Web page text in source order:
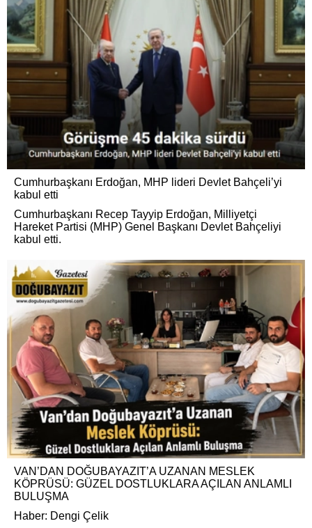
Cumhurbaşkanı Erdoğan, MHP lideri Devlet Bahçeli’yi
kabul etti
Cumhurbaşkanı Recep Tayyip Erdoğan, Milliyetçi
Hareket Partisi (MHP) Genel Başkanı Devlet Bahçeliyi
kabul etti.
VAN’DAN DOĞUBAYAZIT’A UZANAN MESLEK
KÖPRÜSÜ: GÜZEL DOSTLUKLARA AÇILAN ANLAMLI
BULUŞMA
Haber: Dengi Çelik